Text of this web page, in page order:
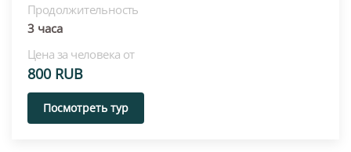
Продолжительность
3 часа
Цена за человека от
800 RUB
Посмотреть тур